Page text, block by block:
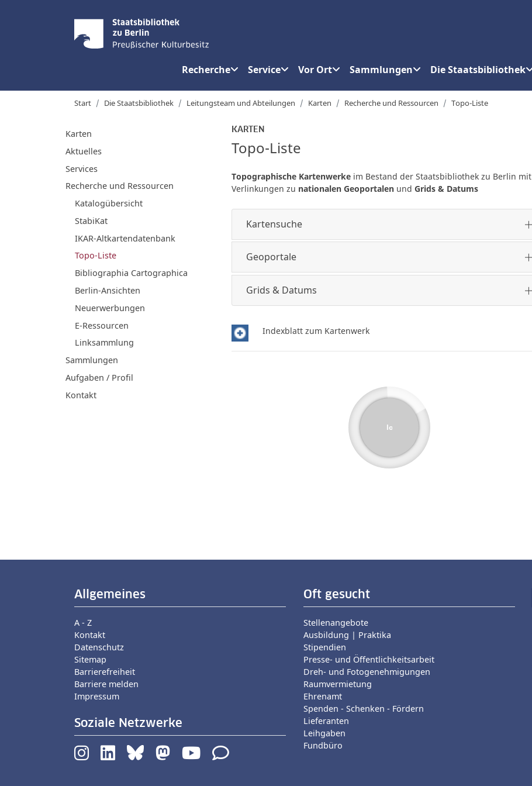
Recherche Service Vor Ort Sammlungen Die Staatsbibliothek
Start Die Staatsbibliothek Leitungsteam und Abteilungen Karten Recherche und Ressourcen Topo-Liste
Karten
Aktuelles
Services
Recherche und Ressourcen
Katalogübersicht
StabiKat
IKAR-Altkartendatenbank
Topo-Liste
Bibliographia Cartographica
Berlin-Ansichten
Neuerwerbungen
E-Ressourcen
Linksammlung
Sammlungen
Aufgaben / Profil
Kontakt
KARTEN
Topo-Liste
Topographische Kartenwerke im Bestand der Staatsbibliothek zu Berlin mit
Verlinkungen zu nationalen Geoportalen und Grids & Datums
Kartensuche
Geoportale
Grids & Datums
Indexblatt zum Kartenwerk
loading...
Allgemeines
A - Z
Kontakt
Datenschutz
Sitemap
Barrierefreiheit
Barriere melden
Impressum
Soziale Netzwerke
Oft gesucht
Stellenangebote
Ausbildung | Praktika
Stipendien
Presse- und Öffentlichkeitsarbeit
Dreh- und Fotogenehmigungen
Raumvermietung
Ehrenamt
Spenden - Schenken - Fördern
Lieferanten
Leihgaben
Fundbüro